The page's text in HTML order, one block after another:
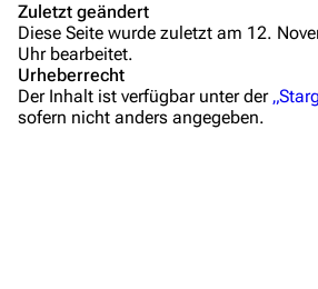
Administrations-Übersicht
Löschantrag
Vandalismus melden
Zuletzt geändert
Diese Seite wurde zuletzt am 12.
Uhr bearbeitet.
Urheberrecht
Der Inhalt ist verfügbar unter der
sofern nicht anders angegeben.